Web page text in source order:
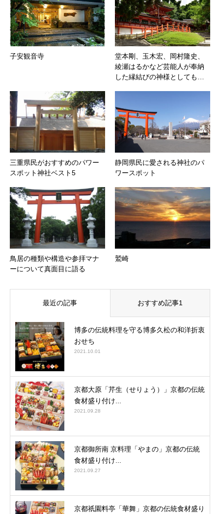
子安観音寺
堂本剛、玉木宏、岡村隆史、
綾瀬はるかなど芸能人が奉納
した縁結びの神様としても…
三重県民がおすすめのパワー
スポット神社ベスト5
静岡県民に愛される神社のパ
ワースポット
鳥居の種類や構造や参拝マナ
ーについて真面目に語る
鷲崎
最近の記事 おすすめ記事1
博多の伝統料理を守る博多久松の和洋折衷
おせち
2021.10.01
京都大原「芹生（せりょう）」京都の伝統
食材盛り付け...
2021.09.28
京都御所南 京料理「やまの」京都の伝統
食材盛り付け...
2021.09.27
京都祇園料亭「華舞」京都の伝統食材盛り